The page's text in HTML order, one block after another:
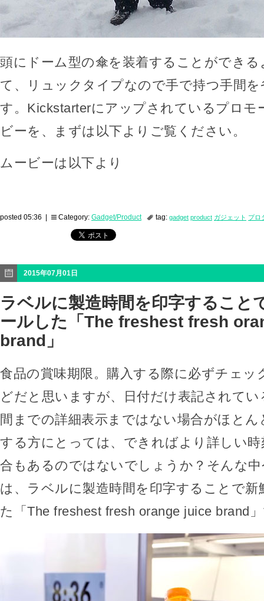
頭にドーム型の傘を装着することができ
て、リュックタイプなので手で持つ手間
す。Kickstarterにアップされているプロモ
ビーを、まずは以下よりご覧ください。
ムービーは以下より
posted 05:36 | Category: Gadget/Product tag: gadget product ガジェット プロ
2015年07月01日
ラベルに製造時間を印字すること
ールした「The freshest fresh
brand」
食品の賞味期限。購入する際に必ずチェッ
どだと思いますが、日付だけ表記されて
間までの詳細表示まではない場合がほと
する方にとっては、できればより詳しい
合もあるのではないでしょうか？そんな
は、ラベルに製造時間を印字することで
た「The freshest fresh orange juice brand